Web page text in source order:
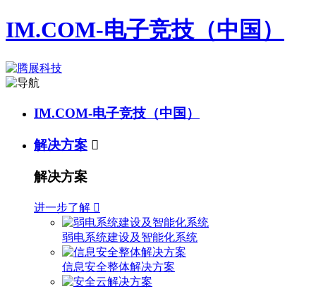
IM.COM-电子竞技（中国）
IM.COM-电子竞技（中国）
解决方案 
解决方案
进一步了解 
弱电系统建设及智能化系统
信息安全整体解决方案